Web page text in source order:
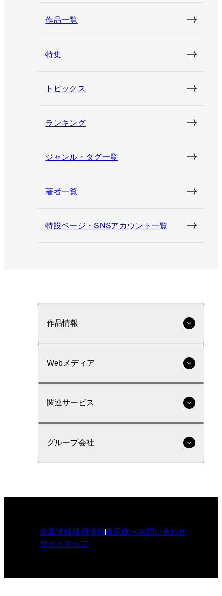
作品一覧
特集
トピックス
ランキング
ジャンル・タグ一覧
著者一覧
特設ページ・SNSアカウント一覧
作品情報
Webメディア
関連サービス
グループ会社
企業情報採用情報書店様へお問い合わせ
サイトマップ